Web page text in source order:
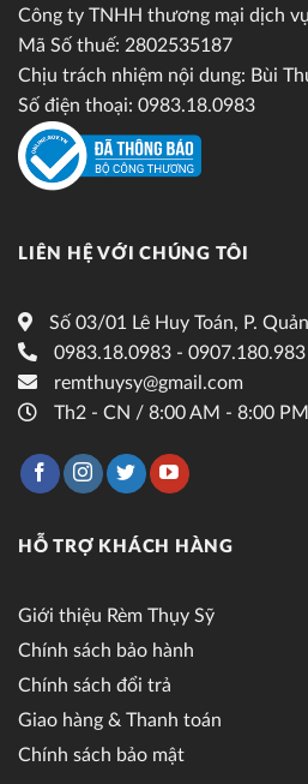
Công ty TNHH thương mại dịch
Mã Số thuế: 2802535187
Chịu trách nhiệm nội dung: Bùi
Số điện thoại: 0983.18.0983
LIÊN HỆ VỚI CHÚNG TÔI
Số 03/01 Lê Huy Toán, P.
0983.18.0983 - 0907.180.983
remthuysy@gmail.com
Th2 - CN / 8:00 AM - 8:00 PM
HỖ TRỢ KHÁCH HÀNG
Giới thiệu Rèm Thụy Sỹ
Chính sách bảo hành
Chính sách đổi trả
Giao hàng & Thanh toán
Chính sách bảo mật